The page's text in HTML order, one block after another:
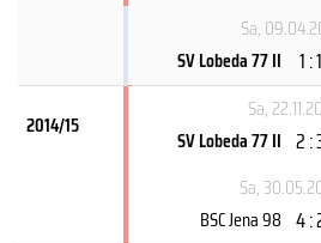
Sa,
SV Lobeda 77 II
1 : 1
2014/15
Sa,
SV Lobeda 77 II 2 :
Sa,
BSC Jena 98 4 :